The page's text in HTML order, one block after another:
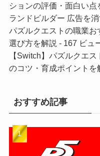
ションの評価・面白い点
ランドビルダー 広告を
パズルクエストの職業お
選び方を解説 - 167 ビュ
【Switch】パズルクエ
のコツ・育成ポイントを
おすすめ記事